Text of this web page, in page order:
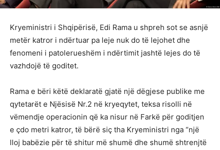
Kryeministri i Shqipërisë, Edi Rama u shpreh sot se asnjë
metër katror i ndërtuar pa leje nuk do të lejohet dhe
fenomeni i patolerueshëm i ndërtimit jashtë lejes do të
vazhdojë të goditet.
Rama e bëri këtë deklaratë gjatë një dëgjese publike me
qytetarët e Njësisë Nr.2 në kryeqytet, teksa risolli në
vëmendje operacionin që ka nisur në Farkë për goditjen
e çdo metri katror, të bërë siç tha Kryeministri nga “një
lloj babëzie për të shitur më shumë dhe shumë shtrenjtë